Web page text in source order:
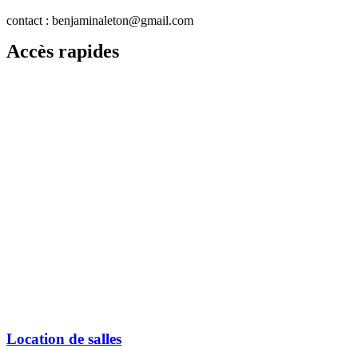
contact : benjaminaleton@gmail.com
Accès rapides
Location de salles